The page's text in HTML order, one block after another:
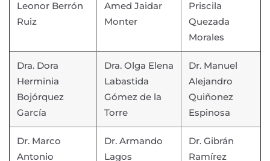
Leonor Berrón
Ruiz
Amed Jaidar
Monter
Priscila
Quezada
Morales
Dra. Dora
Herminia
Bojórquez
García
Dra. Olga Elena
Labastida
Gómez de la
Torre
Dr. Manuel
Alejandro
Quiñonez
Espinosa
Dr. Marco
Antonio
Dr. Armando
Lagos
Dr. Gibrán
Ramírez